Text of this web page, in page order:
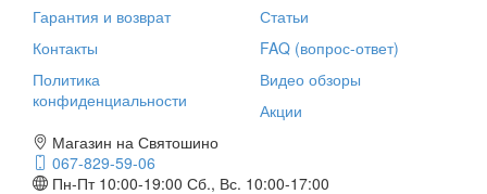
Гарантия и возврат
Контакты
Политика
конфиденциальности
Статьи
FAQ (вопрос-ответ)
Видео обзоры
Акции
Магазин на Святошино
067-829-59-06
Пн-Пт 10:00-19:00 Сб., Вс. 10:00-17:00